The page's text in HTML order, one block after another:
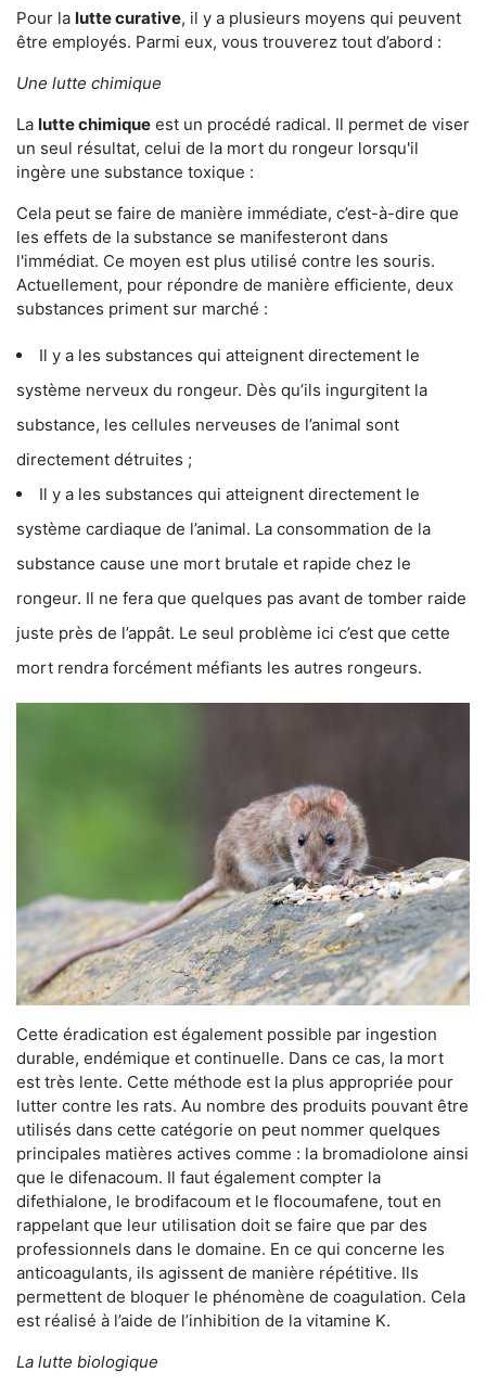
Pour la lutte curative, il y a plusieurs moyens qui peuvent
être employés. Parmi eux, vous trouverez tout d’abord :
Une lutte chimique
La lutte chimique est un procédé radical. Il permet de viser
un seul résultat, celui de la mort du rongeur lorsqu'il
ingère une substance toxique :
Cela peut se faire de manière immédiate, c’est-à-dire que
les effets de la substance se manifesteront dans
l'immédiat. Ce moyen est plus utilisé contre les souris.
Actuellement, pour répondre de manière efficiente, deux
substances priment sur marché :
Il y a les substances qui atteignent directement le
système nerveux du rongeur. Dès qu’ils ingurgitent la
substance, les cellules nerveuses de l’animal sont
directement détruites ;
Il y a les substances qui atteignent directement le
système cardiaque de l’animal. La consommation de la
substance cause une mort brutale et rapide chez le
rongeur. Il ne fera que quelques pas avant de tomber raide
juste près de l’appât. Le seul problème ici c’est que cette
mort rendra forcément méfiants les autres rongeurs.
Cette éradication est également possible par ingestion
durable, endémique et continuelle. Dans ce cas, la mort
est très lente. Cette méthode est la plus appropriée pour
lutter contre les rats. Au nombre des produits pouvant être
utilisés dans cette catégorie on peut nommer quelques
principales matières actives comme : la bromadiolone ainsi
que le difenacoum. Il faut également compter la
difethialone, le brodifacoum et le flocoumafene, tout en
rappelant que leur utilisation doit se faire que par des
professionnels dans le domaine. En ce qui concerne les
anticoagulants, ils agissent de manière répétitive. Ils
permettent de bloquer le phénomène de coagulation. Cela
est réalisé à l’aide de l’inhibition de la vitamine K.
La lutte biologique